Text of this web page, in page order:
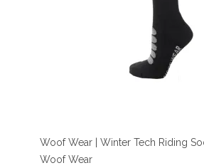
Woof Wear | Winter Tech Riding
Woof Wear